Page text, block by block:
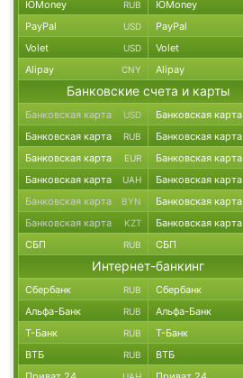
ЮMoney RUB ЮMoney
PayPal USD PayPal
Volet USD Volet
Alipay CNY Alipay
Банковские счета и карты
Банковская карта USD Банковская карта
Банковская карта RUB Банковская карта
Банковская карта EUR Банковская карта
Банковская карта UAH Банковская карта
Банковская карта BYN Банковская карта
Банковская карта KZT Банковская карта
СБП RUB СБП
Интернет-банкинг
Сбербанк RUB Сбербанк
Альфа-Банк RUB Альфа-Банк
Т-Банк RUB Т-Банк
ВТБ RUB ВТБ